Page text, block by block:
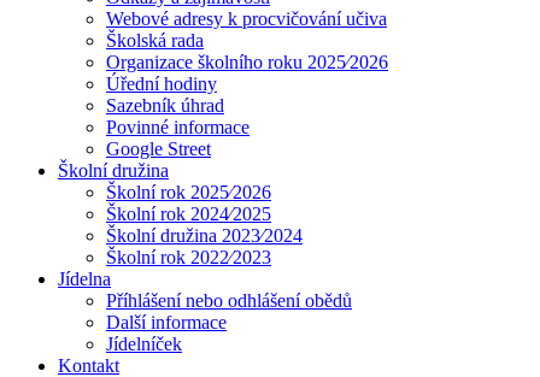
Webové adresy k procvičování učiva
Školská rada
Organizace školního roku 2025⁄2026
Úřední hodiny
Sazebník úhrad
Povinné informace
Google Street
Školní družina
Školní rok 2025⁄2026
Školní rok 2024⁄2025
Školní družina 2023⁄2024
Školní rok 2022⁄2023
Jídelna
Příhlášení nebo odhlášení obědů
Další informace
Jídelníček
Kontakt